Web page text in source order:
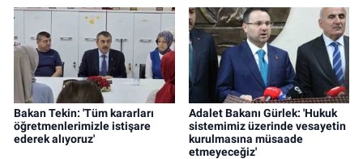
Bakan Tekin: 'Tüm kararları
öğretmenlerimizle istişare
ederek alıyoruz'
Adalet Bakanı Gürlek: 'Hukuk
sistemimiz üzerinde vesayetin
kurulmasına müsaade
etmeyeceğiz'